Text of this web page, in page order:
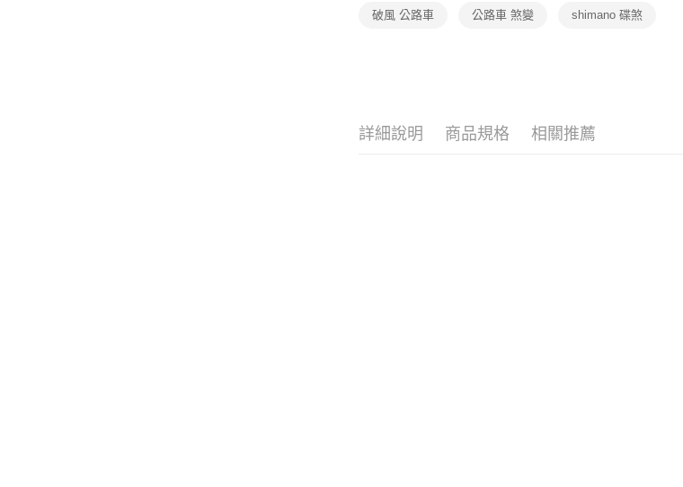
破風 公路車 公路車 煞變 shimano 碟煞
詳細說明 商品規格 相關推薦